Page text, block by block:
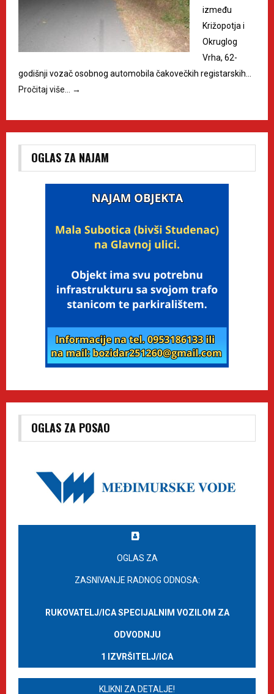
između
Križopotja i
Okruglog
Vrha, 62-
godišnji vozač osobnog automobila čakovečkih registarskih…
Pročitaj više… →
OGLAS ZA NAJAM
OGLAS ZA POSAO
OGLAS ZA
ZASNIVANJE RADNOG ODNOSA:
RUKOVATELJ/ICA SPECIJALNIM VOZILOM ZA
ODVODNJU
1 IZVRŠITELJ/ICA
KLIKNI ZA DETALJE!